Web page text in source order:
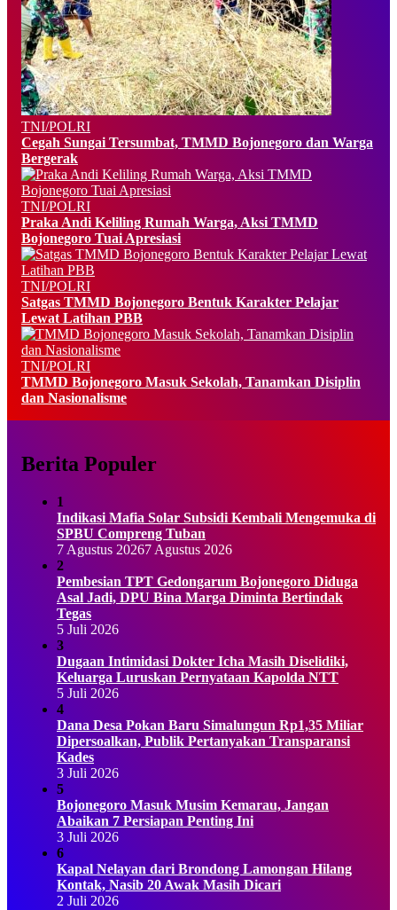
TNI/POLRI
Cegah Sungai Tersumbat, TMMD Bojonegoro dan Warga
Bergerak
TNI/POLRI
Praka Andi Keliling Rumah Warga, Aksi TMMD
Bojonegoro Tuai Apresiasi
TNI/POLRI
Satgas TMMD Bojonegoro Bentuk Karakter Pelajar
Lewat Latihan PBB
TNI/POLRI
TMMD Bojonegoro Masuk Sekolah, Tanamkan Disiplin
dan Nasionalisme
Berita Populer
1
Indikasi Mafia Solar Subsidi Kembali Mengemuka di
SPBU Compreng Tuban
7 Agustus 20267 Agustus 2026
2
Pembesian TPT Gedongarum Bojonegoro Diduga
Asal Jadi, DPU Bina Marga Diminta Bertindak
Tegas
5 Juli 2026
3
Dugaan Intimidasi Dokter Icha Masih Diselidiki,
Keluarga Luruskan Pernyataan Kapolda NTT
5 Juli 2026
4
Dana Desa Pokan Baru Simalungun Rp1,35 Miliar
Dipersoalkan, Publik Pertanyakan Transparansi
Kades
3 Juli 2026
5
Bojonegoro Masuk Musim Kemarau, Jangan
Abaikan 7 Persiapan Penting Ini
3 Juli 2026
6
Kapal Nelayan dari Brondong Lamongan Hilang
Kontak, Nasib 20 Awak Masih Dicari
2 Juli 2026